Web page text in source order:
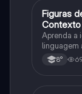
FPortuguês
Figuras
Contexto
Aprenda a
linguagem
8°